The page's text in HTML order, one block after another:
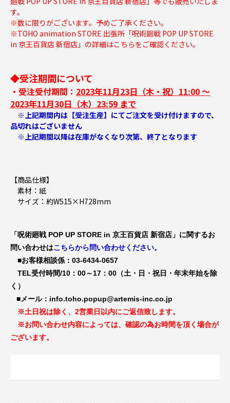
す。
※数に限りがございます。予めご了承ください。
※TOHO animation STORE 出張所「呪術廻戦 POP UP STORE
in 京王百貨店 新宿店」の詳細はこちらをご確認ください。
◆受注期間について
・受注受付期間： 2023年11月23日（木・祝）11:00 ～
2023年11月30日（木）23:59 まで
※上記期間内は【受注生産】にてご注文を受け付けますので、
品切れはございません
※上記期間以降は在庫がなくなり次第、終了となります
【商品仕様】
素材：紙
サイズ：約W515×H728mm
「呪術廻戦 POP UP STORE in 京王百貨店 新宿店」に関するお
問い合わせはこちらから問い合わせください。
■お客様相談係：03-6434-0657
TEL受付時間/10：00～17：00（土・日・祝日・年末年始を除
く）
■メール：info.toho.popup@artemis-inc.co.jp
※土日祝は除く、2営業日以内にご返信致します。
※お問い合わせ内容によっては、確認の為お時間を頂く場合が
ございます。